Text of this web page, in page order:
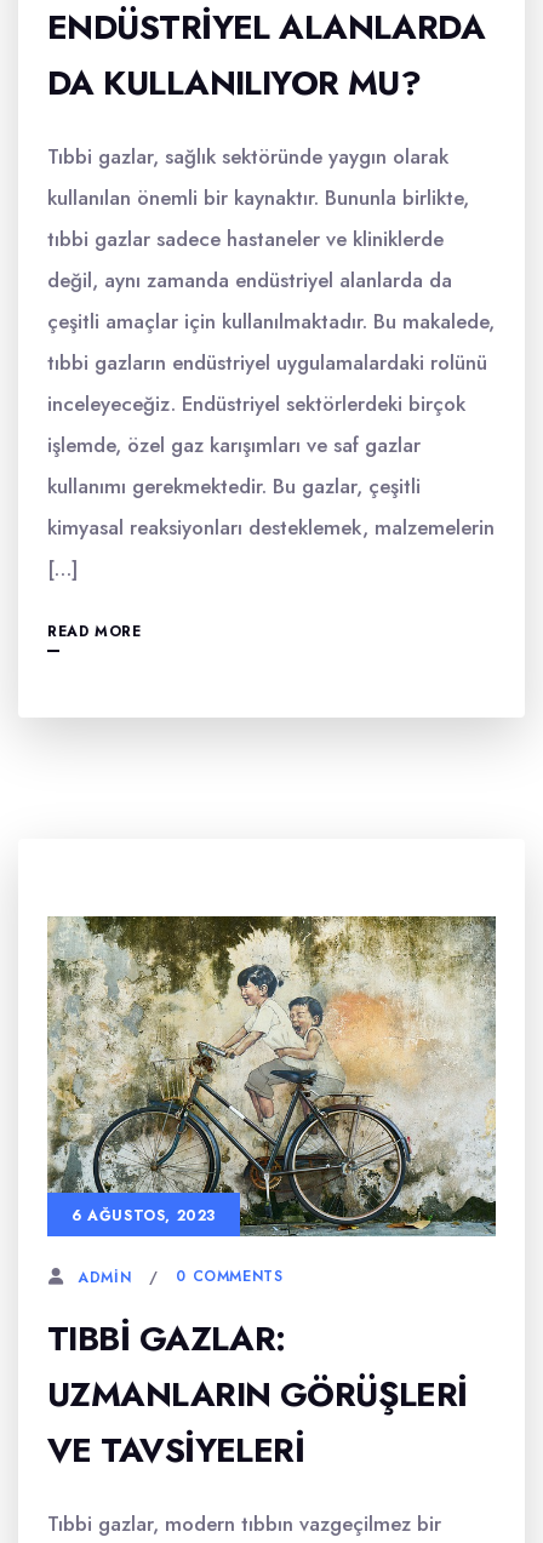
ENDÜSTRIYEL ALANLARDA
DA KULLANILIYOR MU?
Tıbbi gazlar, sağlık sektöründe yaygın olarak
kullanılan önemli bir kaynaktır. Bununla birlikte,
tıbbi gazlar sadece hastaneler ve kliniklerde
değil, aynı zamanda endüstriyel alanlarda da
çeşitli amaçlar için kullanılmaktadır. Bu makalede,
tıbbi gazların endüstriyel uygulamalardaki rolünü
inceleyeceğiz. Endüstriyel sektörlerdeki birçok
işlemde, özel gaz karışımları ve saf gazlar
kullanımı gerekmektedir. Bu gazlar, çeşitli
kimyasal reaksiyonları desteklemek, malzemelerin
[…]
READ MORE
6 AĞUSTOS, 2023
ADMIN 0 COMMENTS
TIBBI GAZLAR:
UZMANLARIN GÖRÜŞLERI
VE TAVSIYELERI
Tıbbi gazlar, modern tıbbın vazgeçilmez bir